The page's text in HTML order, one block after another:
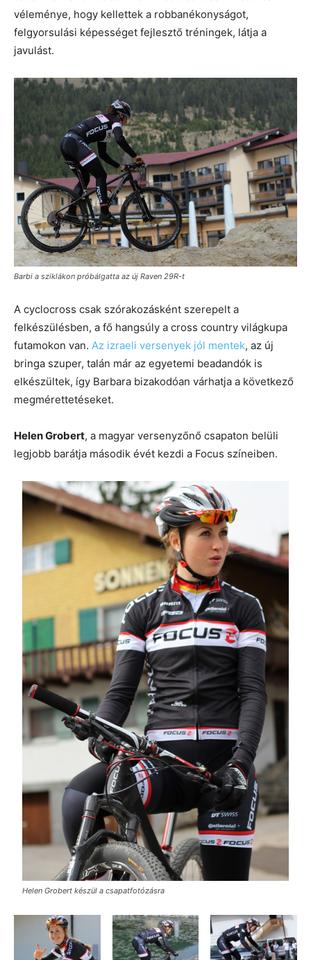
véleménye, hogy kellettek a robbanékonyságot,
felgyorsulási képességet fejlesztő tréningek, látja a
javulást.
Barbi a sziklákon próbálgatta az új Raven 29R-t
A cyclocross csak szórakozásként szerepelt a
felkészülésben, a fő hangsúly a cross country világkupa
futamokon van. Az izraeli versenyek jól mentek, az új
bringa szuper, talán már az egyetemi beadandók is
elkészültek, így Barbara bizakodóan várhatja a következő
megmérettetéseket.
Helen Grobert, a magyar versenyzőnő csapaton belüli
legjobb barátja második évét kezdi a Focus színeiben.
Helen Grobert készül a csapatfotózásra